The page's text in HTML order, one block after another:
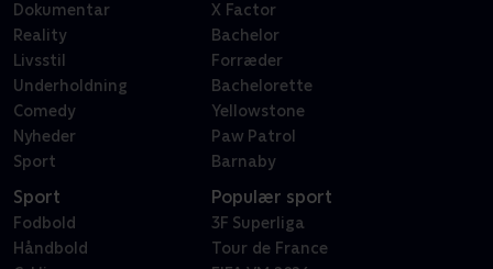
Dokumentar
Reality
Livsstil
Underholdning
Comedy
Nyheder
Sport
X Factor
Bachelor
Forræder
Bachelorette
Yellowstone
Paw Patrol
Barnaby
Sport
Fodbold
Håndbold
Populær sport
3F Superliga
Tour de France